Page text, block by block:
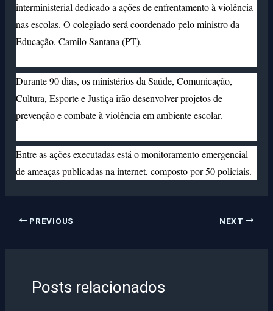
interministerial dedicado a ações de enfrentamento à violência
nas escolas. O colegiado será coordenado pelo ministro da
Educação, Camilo Santana (PT).
Durante 90 dias, os ministérios da Saúde, Comunicação,
Cultura, Esporte e Justiça irão desenvolver projetos de
prevenção e combate à violência em ambiente escolar.
Entre as ações executadas está o monitoramento emergencial
de ameaças publicadas na internet, composto por 50 policiais.
PREVIOUS NEXT
Posts relacionados